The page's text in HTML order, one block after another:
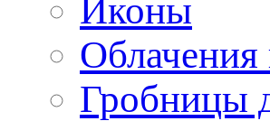
Иконы
Облачения
Гробницы